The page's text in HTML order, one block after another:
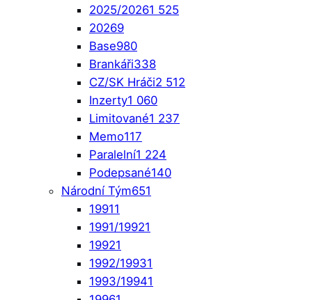
2025/20261 525
20269
Base980
Brankáři338
CZ/SK Hráči2 512
Inzerty1 060
Limitované1 237
Memo117
Paralelní1 224
Podepsané140
Národní Tým651
19911
1991/19921
19921
1992/19931
1993/19941